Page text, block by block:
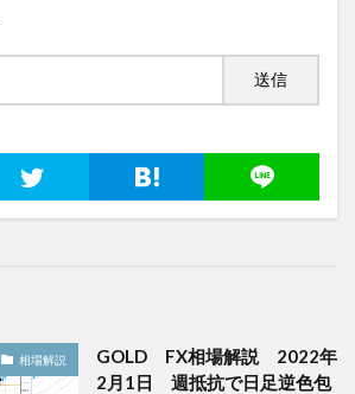
相場解説
GOLD FX相場解説 2022年
2月1日 週抵抗で日足逆色包